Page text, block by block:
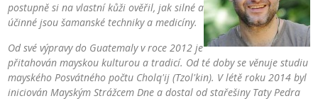
postupně si na vlastní kůži ověřil, jak silné a
účinné jsou šamanské techniky a medicíny.
Od své výpravy do Guatemaly v roce 2012 je
přitahován mayskou kulturou a tradicí. Od té doby se věnuje studiu
mayského Posvátného počtu Cholq'ij (Tzol'kin). V létě roku 2014 byl
iniciován Mayským Strážcem Dne a dostal od stařešiny Taty Pedra